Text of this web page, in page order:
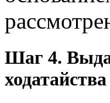
Шаг 4.
ходатайства